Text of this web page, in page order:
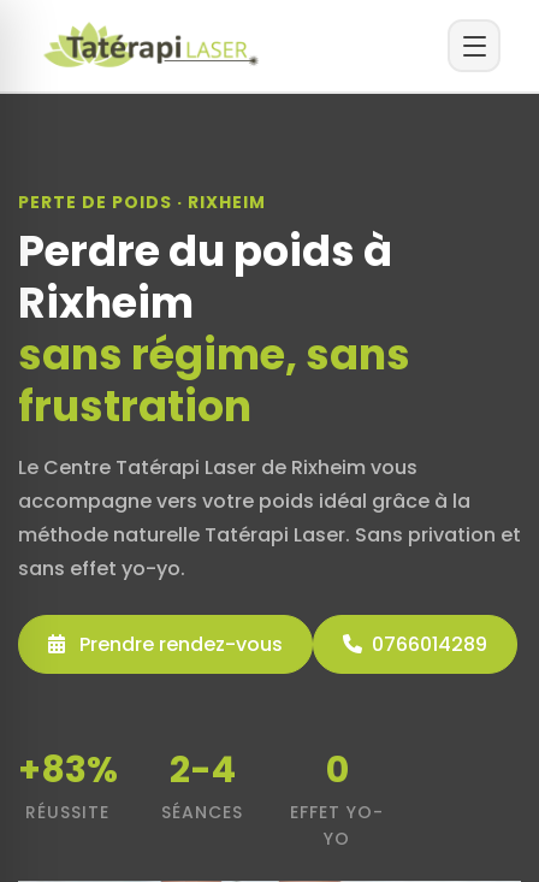
PERTE DE POIDS · RIXHEIM
Perdre du poids à
Rixheim
sans régime, sans
frustration
Le Centre Tatérapi Laser de Rixheim vous
accompagne vers votre poids idéal grâce à la
méthode naturelle Tatérapi Laser. Sans privation et
sans effet yo-yo.
Prendre rendez-vous 0766014289
+83%
RÉUSSITE
2-4
SÉANCES
0
EFFET YO-
YO